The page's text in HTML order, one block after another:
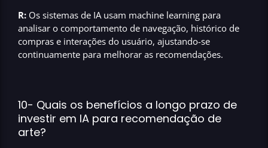
R: Os sistemas de IA usam machine learning para
analisar o comportamento de navegação, histórico de
compras e interações do usuário, ajustando-se
continuamente para melhorar as recomendações.
10- Quais os benefícios a longo prazo de
investir em IA para recomendação de
arte?